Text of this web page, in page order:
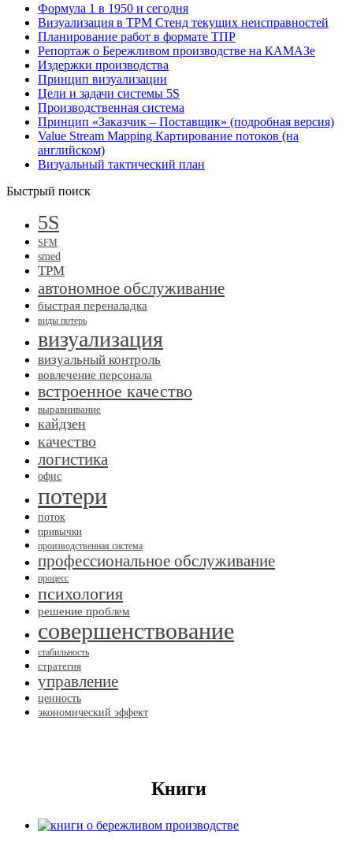
Формула 1 в 1950 и сегодня
Визуализация в ТРМ Стенд текущих неисправностей
Планирование работ в формате ТПР
Репортаж о Бережливом производстве на КАМАЗе
Издержки производства
Принцип визуализации
Цели и задачи системы 5S
Производственная система
Принцип «Заказчик – Поставщик» (подробная версия)
Value Stream Mapping Картирование потоков (на
английском)
Визуальный тактический план
Быстрый поиск
5S
SFM
smed
TPM
автономное обслуживание
быстрая переналадка
виды потерь
визуализация
визуальный контроль
вовлечение персонала
встроенное качество
выравнивание
кайдзен
качество
логистика
офис
потери
поток
привычки
производственная система
профессиональное обслуживание
процесс
психология
решение проблем
совершенствование
стабильность
стратегия
управление
ценность
экономический эффект
Книги